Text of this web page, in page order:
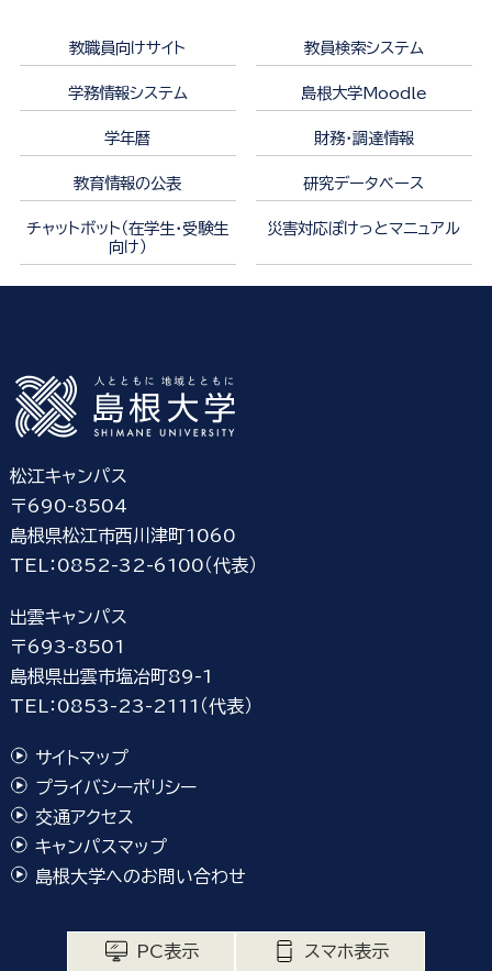
教職員向けサイト 教員検索システム
学務情報システム 島根大学Moodle
学年暦 財務・調達情報
教育情報の公表 研究データベース
チャットボット（在学生・受験生
向け）
災害対応ぽけっとマニュアル
松江キャンパス
〒690-8504
島根県松江市西川津町1060
TEL：0852-32-6100（代表）
出雲キャンパス
〒693-8501
島根県出雲市塩冶町89-1
TEL：0853-23-2111（代表）
サイトマップ
プライバシーポリシー
交通アクセス
キャンパスマップ
島根大学へのお問い合わせ
PC表示 スマホ表示